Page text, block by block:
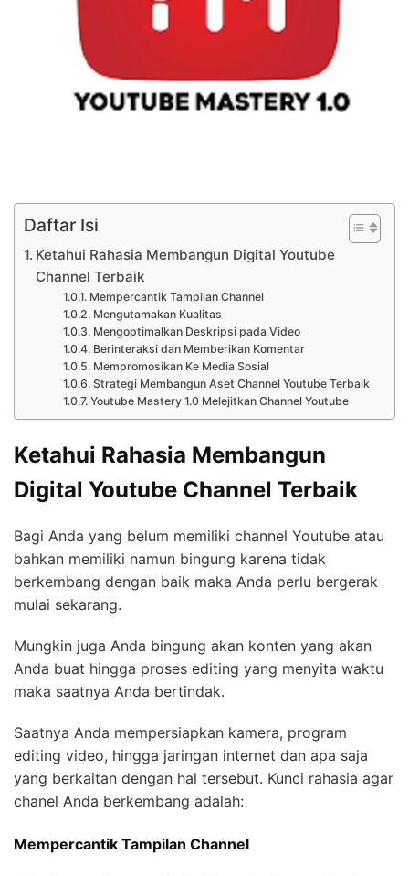
Daftar Isi
Ketahui Rahasia Membangun Digital Youtube
Channel Terbaik
Mempercantik Tampilan Channel
Mengutamakan Kualitas
Mengoptimalkan Deskripsi pada Video
Berinteraksi dan Memberikan Komentar
Mempromosikan Ke Media Sosial
Strategi Membangun Aset Channel Youtube Terbaik
Youtube Mastery 1.0 Melejitkan Channel Youtube
Ketahui Rahasia Membangun
Digital Youtube Channel Terbaik
Bagi Anda yang belum memiliki channel Youtube atau
bahkan memiliki namun bingung karena tidak
berkembang dengan baik maka Anda perlu bergerak
mulai sekarang.
Mungkin juga Anda bingung akan konten yang akan
Anda buat hingga proses editing yang menyita waktu
maka saatnya Anda bertindak.
Saatnya Anda mempersiapkan kamera, program
editing video, hingga jaringan internet dan apa saja
yang berkaitan dengan hal tersebut. Kunci rahasia agar
chanel Anda berkembang adalah:
Mempercantik Tampilan Channel